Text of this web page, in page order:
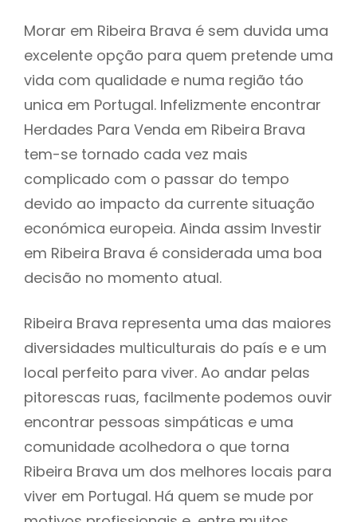
Morar em Ribeira Brava é sem duvida uma
excelente opção para quem pretende uma
vida com qualidade e numa região táo
unica em Portugal. Infelizmente encontrar
Herdades Para Venda em Ribeira Brava
tem-se tornado cada vez mais
complicado com o passar do tempo
devido ao impacto da currente situação
económica europeia. Ainda assim Investir
em Ribeira Brava é considerada uma boa
decisão no momento atual.
Ribeira Brava representa uma das maiores
diversidades multiculturais do país e e um
local perfeito para viver. Ao andar pelas
pitorescas ruas, facilmente podemos ouvir
encontrar pessoas simpáticas e uma
comunidade acolhedora o que torna
Ribeira Brava um dos melhores locais para
viver em Portugal. Há quem se mude por